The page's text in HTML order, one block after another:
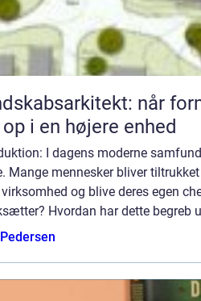
når
i en højere enhed
I dagens moderne
Mange mennesker bliver
og blive deres egen
Hvordan har dette begreb